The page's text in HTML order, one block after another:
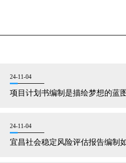
24-11-04
项目计划书编制是描绘梦想的蓝图
24-11-04
宜昌社会稳定风险评估报告编制